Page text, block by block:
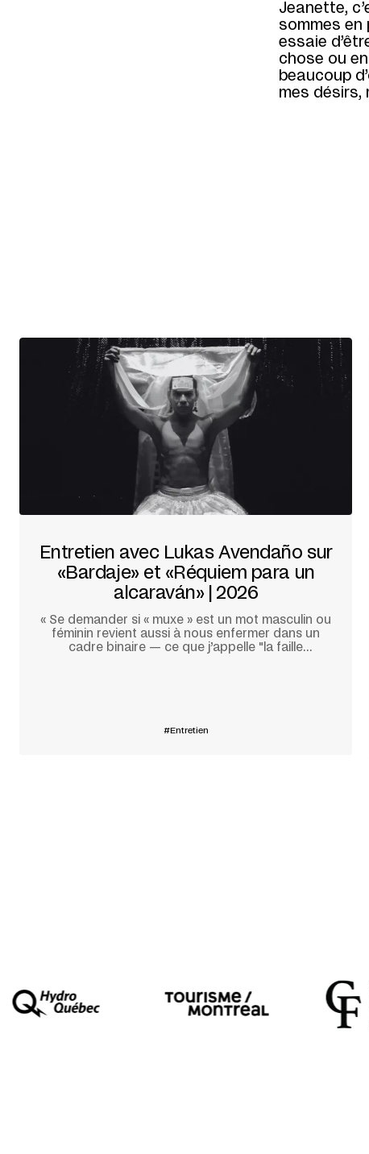
Jeanette,
sommes en
essaie
chose ou
beaucoup
mes désirs,
Entretien avec Lukas Avendaño sur
«Bardaje» et «Réquiem para un
alcaraván» | 2026
« Se demander si « muxe » est un mot masculin ou
féminin revient aussi à nous enfermer dans un
cadre binaire — ce que j’appelle "la faille
Entretien